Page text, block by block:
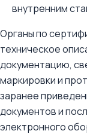
внутренним
Органы по
техническое
документацию,
маркировки и
заранее
документов и
электронного